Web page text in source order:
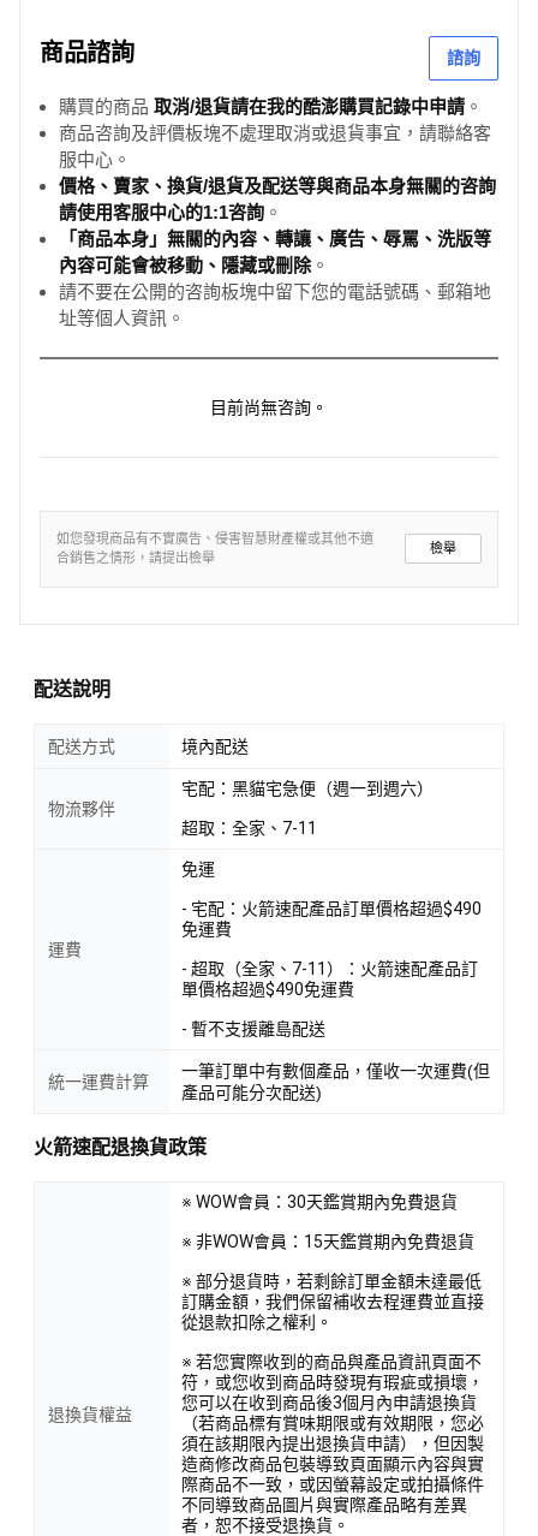
商品諮詢 諮詢
購買的商品 取消/退貨請在我的酷澎購買記錄中申請 。
商品咨詢及評價板塊不處理取消或退貨事宜，請聯絡客
服中心。
價格、賣家、換貨/退貨及配送等與商品本身無關的咨詢
請使用客服中心的1:1咨詢 。
「商品本身」無關的內容、轉讓、廣告、辱罵、洗版等
內容可能會被移動、隱藏或刪除。
請不要在公開的咨詢板塊中留下您的電話號碼、郵箱地
址等個人資訊。
目前尚無咨詢。
如您發現商品有不實廣告、侵害智慧財產權或其他不適
合銷售之情形，請提出檢舉
檢舉
配送說明
配送方式 境內配送
物流夥伴
宅配：黑貓宅急便（週一到週六）
超取：全家、7-11
運費
免運
- 宅配：火箭速配產品訂單價格超過$490
免運費
- 超取（全家、7-11）：火箭速配產品訂
單價格超過$490免運費
- 暫不支援離島配送
統一運費計算
一筆訂單中有數個產品，僅收一次運費(但
產品可能分次配送)
火箭速配退換貨政策
退換貨權益
※ WOW會員：30天鑑賞期內免費退貨
※ 非WOW會員：15天鑑賞期內免費退貨
※ 部分退貨時，若剩餘訂單金額未達最低
訂購金額，我們保留補收去程運費並直接
從退款扣除之權利。
※ 若您實際收到的商品與產品資訊頁面不
符，或您收到商品時發現有瑕疵或損壞，
您可以在收到商品後3個月內申請退換貨
（若商品標有賞味期限或有效期限，您必
須在該期限內提出退換貨申請），但因製
造商修改商品包裝導致頁面顯示內容與實
際商品不一致，或因螢幕設定或拍攝條件
不同導致商品圖片與實際產品略有差異
者，恕不接受退換貨。